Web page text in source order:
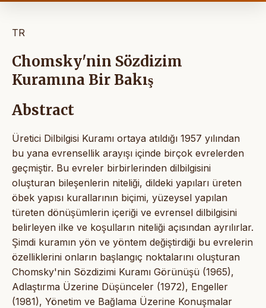
TR
Chomsky'nin Sözdizim
Kuramına Bir Bakış
Abstract
Üretici Dilbilgisi Kuramı ortaya atıldığı 1957 yılından
bu yana evrensellik arayışı içinde birçok evrelerden
geçmiştir. Bu evreler birbirlerinden dilbilgisini
oluşturan bileşenlerin niteliği, dildeki yapıları üreten
öbek yapısı kurallarının biçimi, yüzeysel yapılan
türeten dönüşümlerin içeriği ve evrensel dilbilgisini
belirleyen ilke ve koşulların niteliği açısından ayrılırlar.
Şimdi kuramın yön ve yöntem değiştirdiği bu evrelerin
özelliklerini onların başlangıç noktalarını oluşturan
Chomsky'nin Sözdizimi Kuramı Görünüşü (1965),
Adlaştırma Üzerine Düşünceler (1972), Engeller
(1981), Yönetim ve Bağlama Üzerine Konuşmalar